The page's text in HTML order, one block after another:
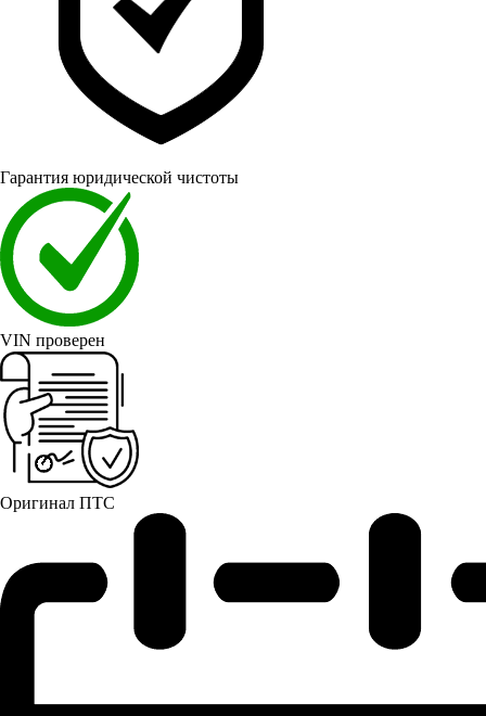
Гарантия юридической чистоты
VIN проверен
Оригинал ПТС